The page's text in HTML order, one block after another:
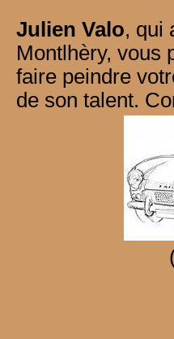
Julien Valo, qui
Montlhèry, vous
faire peindre
de son talent.